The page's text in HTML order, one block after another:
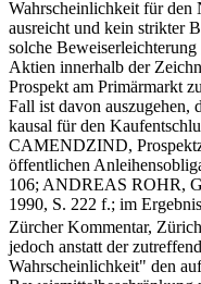
Wahrscheinlichkeit für den
ausreicht und kein strikter
solche
Aktien innerhalb der
Prospekt am Primärmarkt
Fall ist davon auszugehen,
kausal für den
CAMENDZIND,
öffentlichen
106; ANDREAS ROHR,
1990, S. 222 f.; im
Zürcher Kommentar,
jedoch anstatt der
Wahrscheinlichkeit" den